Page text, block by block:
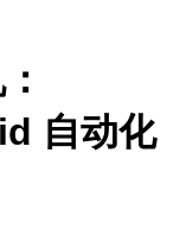
自动化